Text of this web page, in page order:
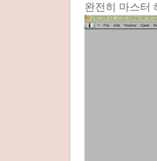
완전히 마스터